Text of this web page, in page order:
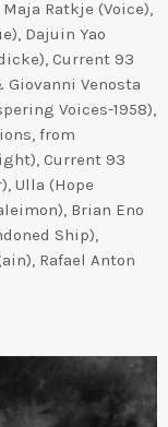
Ratkje (Voice),
Dajuin Yao
Current 93
Venosta
Voices-1958),
from
Current 93
Ulla (Hope
Brian Eno
Ship),
Rafael Anton